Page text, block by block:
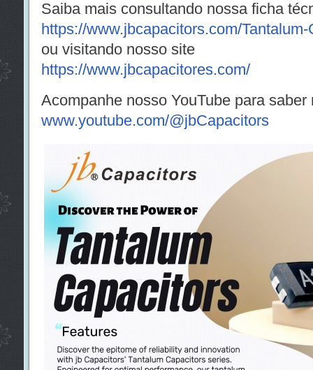
Saiba mais consultando nossa ficha
https://www.jbcapacitors.com/
ou visitando nosso site
https://www.jbcapacitores.com/
Acompanhe nosso YouTube para saber
www.youtube.com/@jbCapacitors